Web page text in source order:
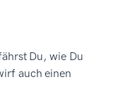
Du, wie Du
auch einen